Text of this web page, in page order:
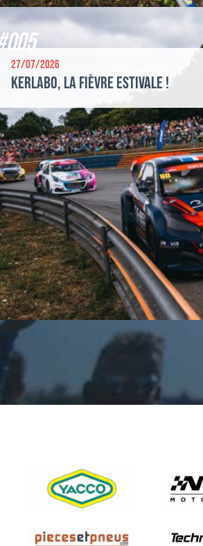
27/07/2026
Kerlabo, la fièvre estivale !